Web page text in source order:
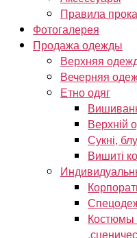
Правила
Фотогалерея
Продажа одежды
Верхняя
Вечерняя
Етно одяг
Верхній
Сукні,
Вишиті
Костюмы